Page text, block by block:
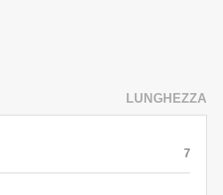
LUNGHEZZA
7